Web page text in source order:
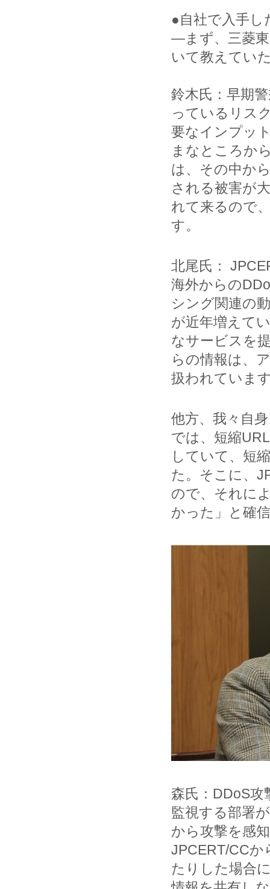
●自社で入手し
―まず、三菱東
いて教えてい
鈴木氏：早期
っているリス
要なインプッ
まなところか
は、その中か
される被害が
れて来るので
す。
北尾氏：
海外からの
シング関連の
が近年増えて
なサービスを
らの情報は、
扱われていま
他方、我々自
では、短縮
していて、短
た。そこに、
ので、それに
かった」と確
森氏：DDoS
監視する部署
から攻撃を感
JPCERT/CCか
たりした場合